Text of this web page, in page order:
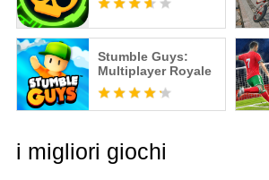
Stumble Guys:
Multiplayer Royale
i migliori giochi